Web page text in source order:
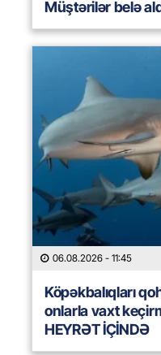
Müştərilər belə
06.08.2026 - 11:45
Köpəkbalıqları
onlarla vaxt
HEYRƏT İÇİNDƏ